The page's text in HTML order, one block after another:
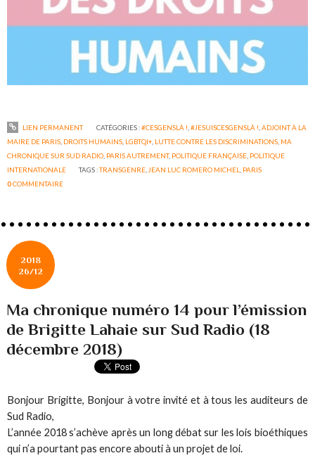
LIEN PERMANENT CATÉGORIES :#CESGENSLÀ ! #JESUISCESGENSLÀ ! ADJOINT À LA
MAIRE DE PARIS DROITS HUMAINS LGBTQI+ LUTTE CONTRE LES DISCRIMINATIONS MA
CHRONIQUE SUR SUD RADIO PARIS AUTREMENT, POLITIQUE FRANÇAISE POLITIQUE
INTERNATIONALE
TAGS :TRANSGENRE JEAN LUC ROMERO MICHEL
PARIS
0COMMENTAIRE
2018
26/12
Ma chronique numéro 14 pour l’émission
de Brigitte Lahaie sur Sud Radio (18
décembre 2018)
Bonjour Brigitte, Bonjour à votre invité et à tous les auditeurs de
Sud Radio,
L’année 2018 s’achève après un long débat sur les lois bioéthiques
qui n’a pourtant pas encore abouti à un projet de loi.